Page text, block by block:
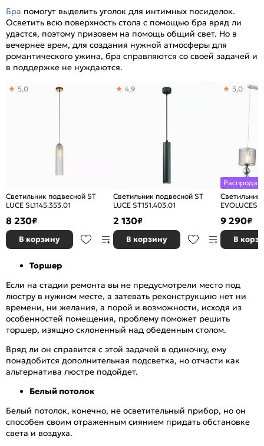
Бра помогут выделить уголок для интимных посиделок.
Осветить всю поверхность стола с помощью бра вряд ли
удастся, поэтому призовем на помощь общий свет. Но в
вечернее врем, для создания нужной атмосферы для
романтического ужина, бра справляются со своей задачей и
в поддержке не нуждаются.
Светильник подвесной ST
LUCE SL1145.353.01
5,0
8 230₽
В корзину
Светильник подвесной ST
LUCE ST151.403.01
4,9
2 130₽
В корзину
Светильник
5,0
9 290₽
В
Торшер
Если на стадии ремонта вы не предусмотрели место под
люстру в нужном месте, а затевать реконструкцию нет ни
времени, ни желания, а порой и возможности, исходя из
особенностей помещения, проблему поможет решить
торшер, изящно склоненный над обеденным столом.
Вряд ли он справится с этой задачей в одиночку, ему
понадобится дополнительная подсветка, но отчасти как
альтернатива люстре подойдет.
Белый потолок
Белый потолок, конечно, не осветительный прибор, но он
способен своим отраженным сиянием придать обстановке
света и воздуха.